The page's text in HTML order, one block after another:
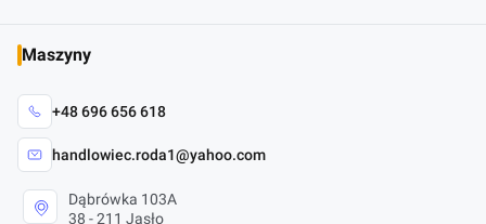
Maszyny
+48 696 656 618
handlowiec.roda1@yahoo.com
Dąbrówka 103A
38 - 211 Jasło